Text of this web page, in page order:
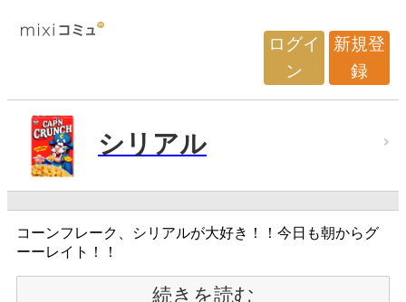
ログイ
ン
新規登
録
シリアル
コーンフレーク、シリアルが大好き！！今日も朝からグ
ーーレイト！！
続きを読む